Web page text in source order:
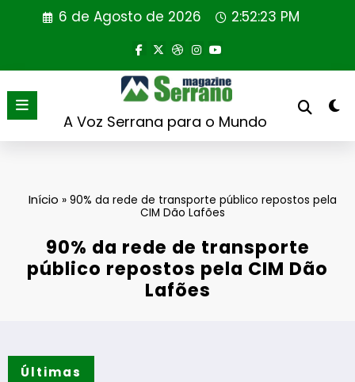
6 de Agosto de 2026 2:52:23 PM
A Voz Serrana para o Mundo
Início »90% da rede de transporte público repostos pela
CIM Dão Lafões
90% da rede de transporte
público repostos pela CIM Dão
Lafões
Últimas